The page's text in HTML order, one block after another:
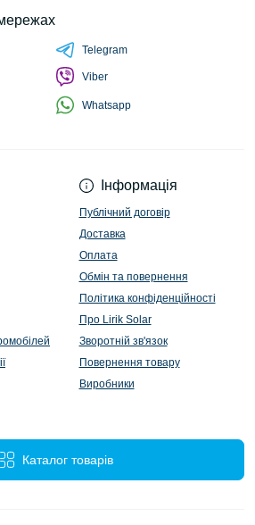
Інформація
Публічний договір
Доставка
Оплата
Обмін та повернення
Політика конфіденційності
Про Lirik Solar
Зворотній зв'язок
Повернення товару
Виробники
Каталог товарів
Telegram
Viber
Whatsapp